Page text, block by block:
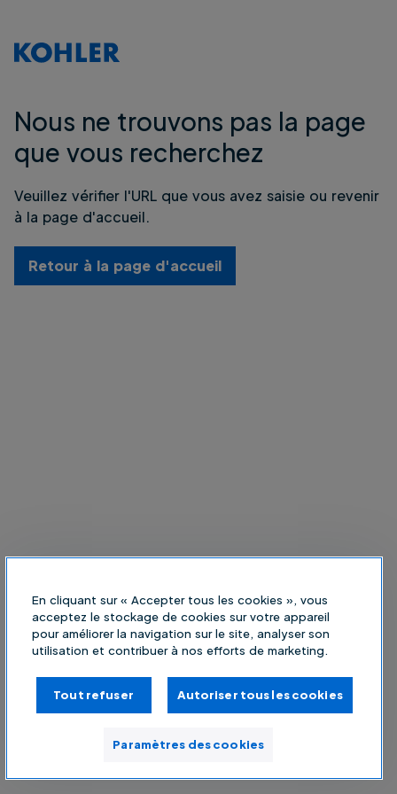
Nous ne trouvons pas la page
que vous recherchez
Veuillez vérifier l'URL que vous avez saisie ou revenir
à la page d'accueil.
Retour à la page d'accueil
En cliquant sur « Accepter tous les cookies », vous
acceptez le stockage de cookies sur votre appareil
pour améliorer la navigation sur le site, analyser son
utilisation et contribuer à nos efforts de marketing.
Tout refuser Autoriser tous les cookies
Paramètres des cookies